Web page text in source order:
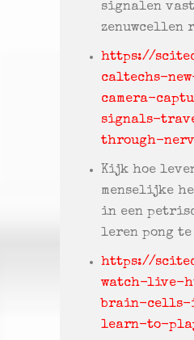
signalen
zenuwcellen
https://
caltechs-
camera-
signals-
through-
Kijk hoe
menselijke
in een
leren pong te
https://
watch-live-
brain-
learn-to-